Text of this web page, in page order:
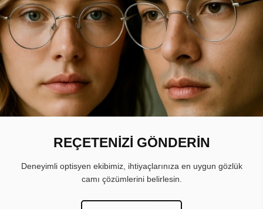
REÇETENİZİ GÖNDERİN
Deneyimli optisyen ekibimiz, ihtiyaçlarınıza en uygun gözlük
camı çözümlerini belirlesin.